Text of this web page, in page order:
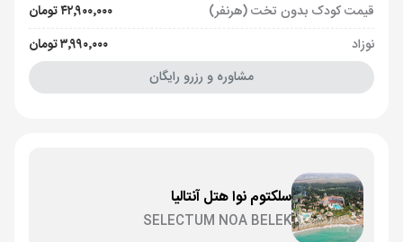
قیمت کودک بدون تخت (هرنفر)
۴۲٬۹۰۰٬۰۰۰ تومان
نوزاد
۳٬۹۹۰٬۰۰۰ تومان
مشاوره و رزرو رایگان
سلکتوم نوا هتل آنتالیا
SELECTUM NOA BELEK